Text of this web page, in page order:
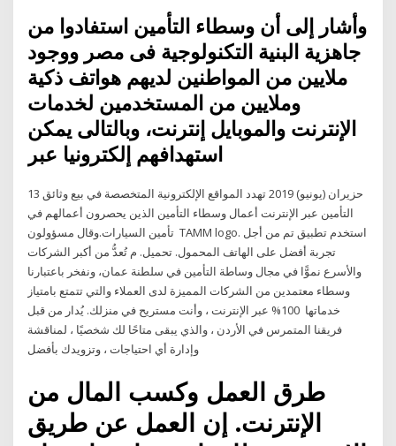
وأشار إلى أن وسطاء التأمين استفادوا من
جاهزية البنية التكنولوجية فى مصر ووجود
ملايين من المواطنين لديهم هواتف ذكية
وملايين من المستخدمين لخدمات
الإنترنت والموبايل إنترنت، وبالتالى يمكن
استهدافهم إلكترونيا عبر
13 حزيران (يونيو) 2019 تهدد المواقع الإلكترونية المتخصصة في بيع وثائق
التأمين عبر الإنترنت أعمال وسطاء التأمين الذين يحصرون أعمالهم في
تأمين السيارات.وقال مسؤولون TAMM logo. استخدم تطبيق تم من أجل
تجربة أفضل على الهاتف المحمول. تحميل. م تُعدُّ من أكبر الشركات
والأسرع نموًّا في مجال وساطة التأمين في سلطنة عمان، ونفخر باعتبارنا
وسطاء معتمدين من الشركات المميزة لدى العملاء والتي تتمتع بامتياز
خدماتها 100% عبر الإنترنت ، وأنت مستريح في منزلك. يُدار من قبل
فريقنا المتمرس في الأردن ، والذي يبقى متاحًا لك شخصيًا ، لمناقشة
طرق العمل وكسب المال من
الإنترنت. إن العمل عن طريق